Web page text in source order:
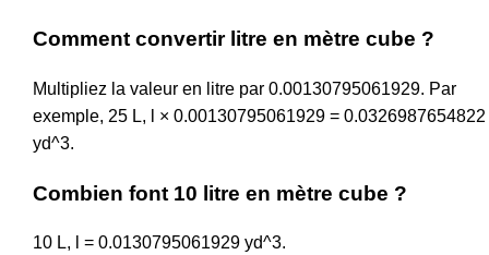
Comment convertir litre en mètre cube ?
Multipliez la valeur en litre par 0.00130795061929. Par
exemple, 25 L, l × 0.00130795061929 = 0.0326987654822
yd^3.
Combien font 10 litre en mètre cube ?
10 L, l = 0.0130795061929 yd^3.